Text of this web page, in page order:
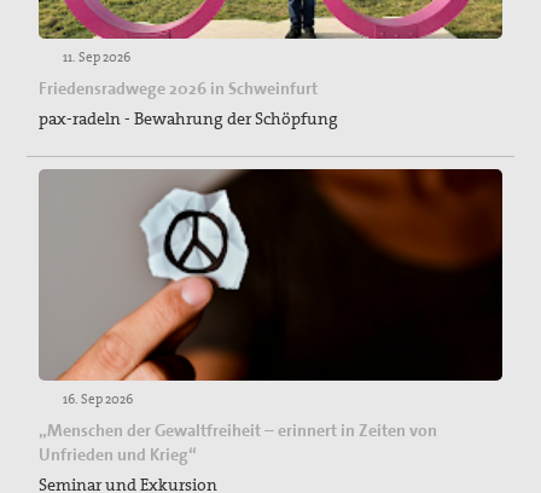
11. Sep 2026
Friedensradwege 2026 in Schweinfurt
pax-radeln - Bewahrung der Schöpfung
16. Sep 2026
„Menschen der Gewaltfreiheit – erinnert in Zeiten von
Unfrieden und Krieg“
Seminar und Exkursion